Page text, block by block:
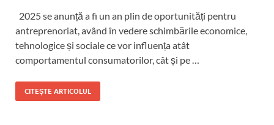
2025 se anunță a fi un an plin de oportunități pentru
antreprenoriat, având în vedere schimbările economice,
tehnologice și sociale ce vor influența atât
comportamentul consumatorilor, cât și pe …
CITEȘTE ARTICOLUL